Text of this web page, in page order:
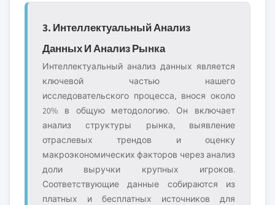
3. Интеллектуальный Анализ
Данных И Анализ Рынка
Интеллектуальный анализ данных является
ключевой частью нашего
исследовательского процесса, внося около
20% в общую методологию. Он включает
анализ структуры рынка, выявление
отраслевых трендов и оценку
макроэкономических факторов через анализ
доли выручки крупных игроков.
Соответствующие данные собираются из
платных и бесплатных источников для